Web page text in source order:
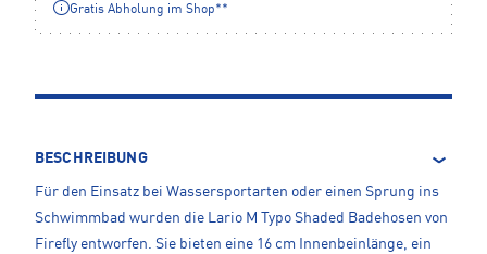
Gratis Abholung im Shop**
BESCHREIBUNG
Für den Einsatz bei Wassersportarten oder einen Sprung ins
Schwimmbad wurden die Lario M Typo Shaded Badehosen von
Firefly entworfen. Sie bieten eine 16 cm Innenbeinlänge, ein